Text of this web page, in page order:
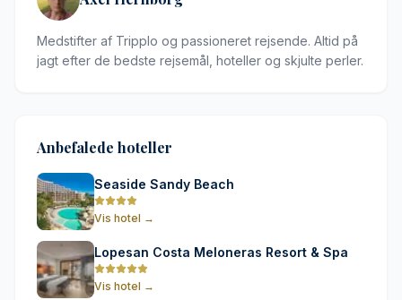
Nem adgang til stranden i San Agustín
Kuperet terræn kræver en gåtur op ad bakke
Indretningen fremstår en smule dateret
Medstifter af Tripplo og passioneret rejsende. Altid på
jagt efter de bedste rejsemål, hoteller og skjulte perler.
Anbefalede hoteller
Seaside Sandy Beach
Vis hotel →
Lopesan Costa Meloneras Resort & Spa
Vis hotel →